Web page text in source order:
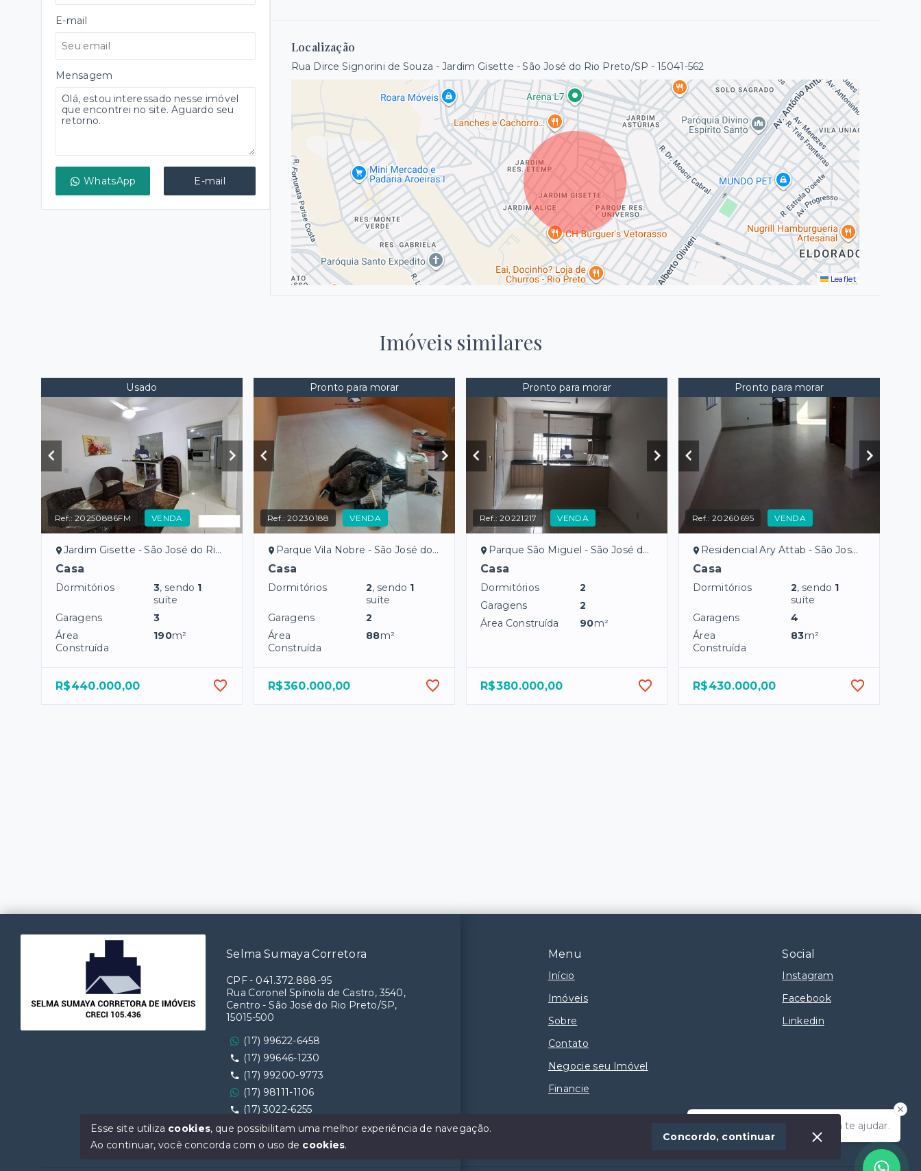
Localização
Rua Dirce Signorini de Souza - Jardim Gisette - São José do Rio Preto/SP - 15041-562
Leaflet
E-mail
Mensagem
WhatsApp E-mail
Imóveis similares
Usado
Ref.:20250886FM VENDA
Jardim Gisette - São José do Rio Preto/SP
Casa
Dormitórios 3, sendo 1
suíte
Garagens
3
Área
Construída
190m²
R$440.000,00
Pronto para morar
Ref.:20230188 VENDA
Parque Vila Nobre - São José do Rio Preto/SP
Casa
Dormitórios 2, sendo 1
suíte
Garagens
2
Área
Construída
88m²
R$360.000,00
Pronto para morar
Ref.:20221217 VENDA
Parque São Miguel - São José do Rio Preto/SP
Casa
Dormitórios
2
Garagens
2
Área Construída
90m²
R$380.000,00
Pronto para morar
Ref.:20260695 VENDA
Residencial Ary Attab - São José do Rio Preto/SP
Casa
Dormitórios 2, sendo 1
suíte
Garagens
4
Área
Construída
83m²
R$430.000,00
Olá! Estamos disponíveis para te ajudar.
Menu
Início
Imóveis
Sobre
Contato
Negocie seu Imóvel
Financie
Social
Instagram
Facebook
Linkedin
Selma Sumaya Corretora
CPF- 041.372.888-95
Rua Coronel Spínola de Castro, 3540,
Centro - São José do Rio Preto/SP,
15015-500
(17) 99622-6458
(17) 99646-1230
(17) 99200-9773
(17) 98111-1106
(17) 3022-6255
Ver e-mail
Esse site utiliza cookies, que possibilitam uma melhor experiência de navegação.
Ao continuar, você concorda com o uso de cookies.
Concordo, continuar